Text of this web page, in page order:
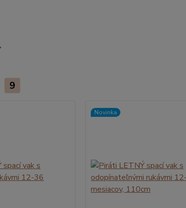
9
Novinka